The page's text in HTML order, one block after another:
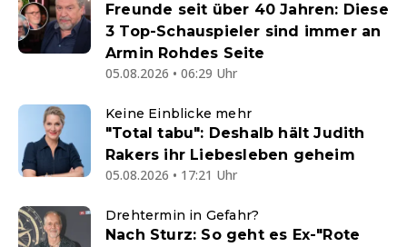
Freunde seit über 40 Jahren: Diese
3 Top-Schauspieler sind immer an
Armin Rohdes Seite
05.08.2026 • 06:29 Uhr
Keine Einblicke mehr
"Total tabu": Deshalb hält Judith
Rakers ihr Liebesleben geheim
05.08.2026 • 17:21 Uhr
Drehtermin in Gefahr?
Nach Sturz: So geht es Ex-"Rote